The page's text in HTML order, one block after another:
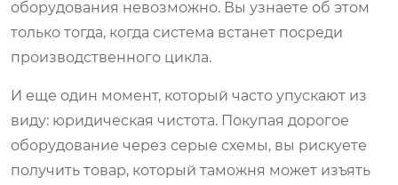
оборудования невозможно. Вы узнаете об этом
только тогда, когда система встанет посреди
производственного цикла.
И еще один момент, который часто упускают из
виду: юридическая чистота. Покупая дорогое
оборудование через серые схемы, вы рискуете
получить товар, который таможня может изъять